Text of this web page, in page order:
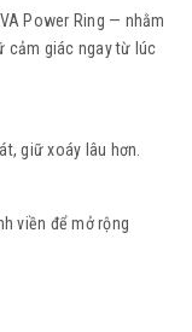
Power Ring — nhằm
cảm giác ngay từ lúc
giữ xoáy lâu hơn.
viền để mở rộng